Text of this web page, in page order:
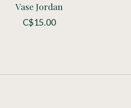
Vase Jordan
C$15.00